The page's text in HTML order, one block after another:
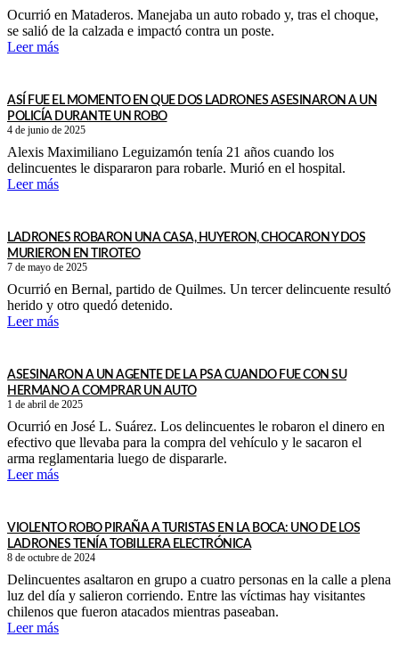
Ocurrió en Mataderos. Manejaba un auto robado y, tras el choque,
se salió de la calzada e impactó contra un poste.
Leer más
ASÍ FUE EL MOMENTO EN QUE DOS LADRONES ASESINARON A UN
POLICÍA DURANTE UN ROBO
4 de junio de 2025
Alexis Maximiliano Leguizamón tenía 21 años cuando los
delincuentes le dispararon para robarle. Murió en el hospital.
Leer más
LADRONES ROBARON UNA CASA, HUYERON, CHOCARON Y DOS
MURIERON EN TIROTEO
7 de mayo de 2025
Ocurrió en Bernal, partido de Quilmes. Un tercer delincuente resultó
herido y otro quedó detenido.
Leer más
ASESINARON A UN AGENTE DE LA PSA CUANDO FUE CON SU
HERMANO A COMPRAR UN AUTO
1 de abril de 2025
Ocurrió en José L. Suárez. Los delincuentes le robaron el dinero en
efectivo que llevaba para la compra del vehículo y le sacaron el
arma reglamentaria luego de dispararle.
Leer más
VIOLENTO ROBO PIRAÑA A TURISTAS EN LA BOCA: UNO DE LOS
LADRONES TENÍA TOBILLERA ELECTRÓNICA
8 de octubre de 2024
Delincuentes asaltaron en grupo a cuatro personas en la calle a plena
luz del día y salieron corriendo. Entre las víctimas hay visitantes
chilenos que fueron atacados mientras paseaban.
Leer más